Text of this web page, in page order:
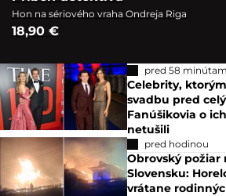
Hon na sériového vraha Ondreja Riga
18,90 €
pred 58
Celebrity,
svadbu pred
Fanúšikovia o
netušili
pred hodinou
Obrovský požiar
Slovensku:
vrátane